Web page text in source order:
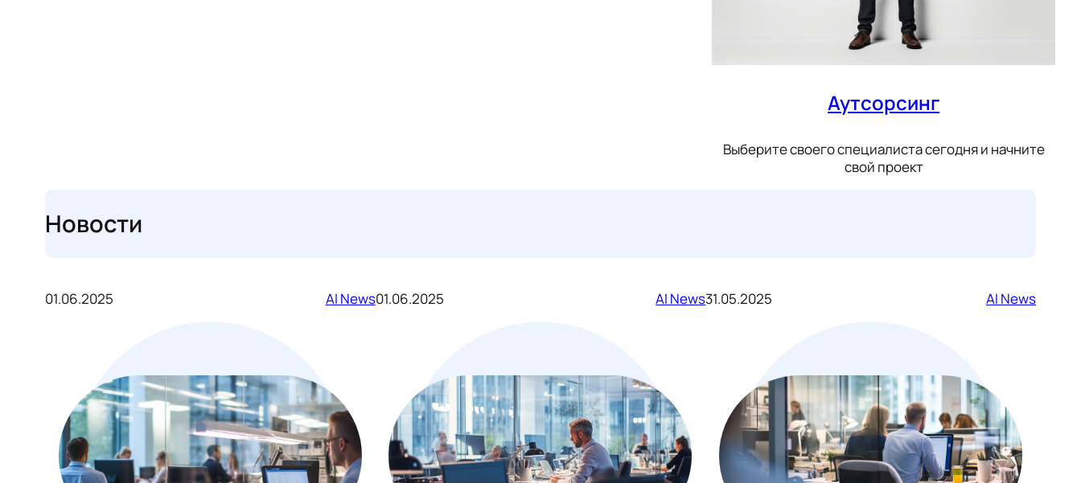
Аутсорсинг
Выберите своего специалиста сегодня и начните
свой проект
Новости
01.06.2025 AI News01.06.2025 AI News31.05.2025 AI News